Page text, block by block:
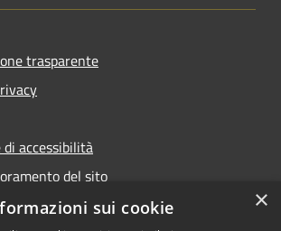
trasparente
accessibilità
del sito
×
sui cookie